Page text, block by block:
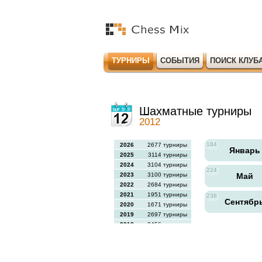
ТУРНИРЫ СОБЫТИЯ ПОИСК
Шахматные турниры
2012
2026
2677 турниры
2025
3114 турниры
2024
3104 турниры
2023
3100 турниры
2022
2684 турниры
2021
1951 турниры
2020
1671 турниры
2019
2697 турниры
2018
2456 турниры
184
Январь
224
Май
238